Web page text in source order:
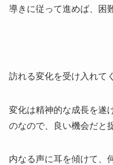
導きに従って進めば、困
訪れる変化を受け入れて
変化は精神的な成長を遂
のなので、良い機会だと
内なる声に耳を傾けて、